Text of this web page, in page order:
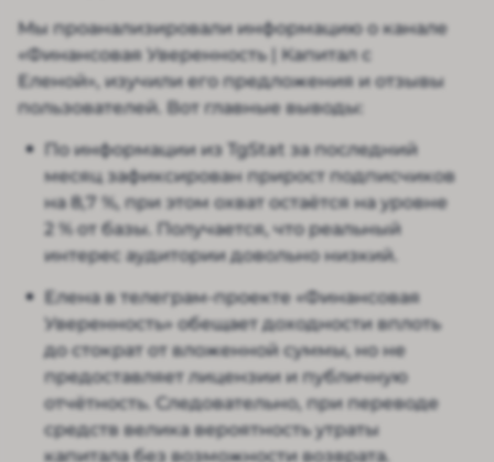
Мы проанализировали информацию о канале
«Финансовая Уверенность | Капитал с
Еленой», изучили его предложения и отзывы
пользователей. Вот главные выводы:
По информации из TgStat за последний
месяц зафиксирован прирост подписчиков
на 8,7 %, при этом охват остаётся на уровне
2 % от базы. Получается, что реальный
интерес аудитории довольно низкий.
Елена в телеграм-проекте «Финансовая
Уверенность» обещает доходности вплоть
до стократ от вложенной суммы, но не
предоставляет лицензии и публичную
отчётность. Следовательно, при переводе
средств велика вероятность утраты
капитала без возможности возврата.